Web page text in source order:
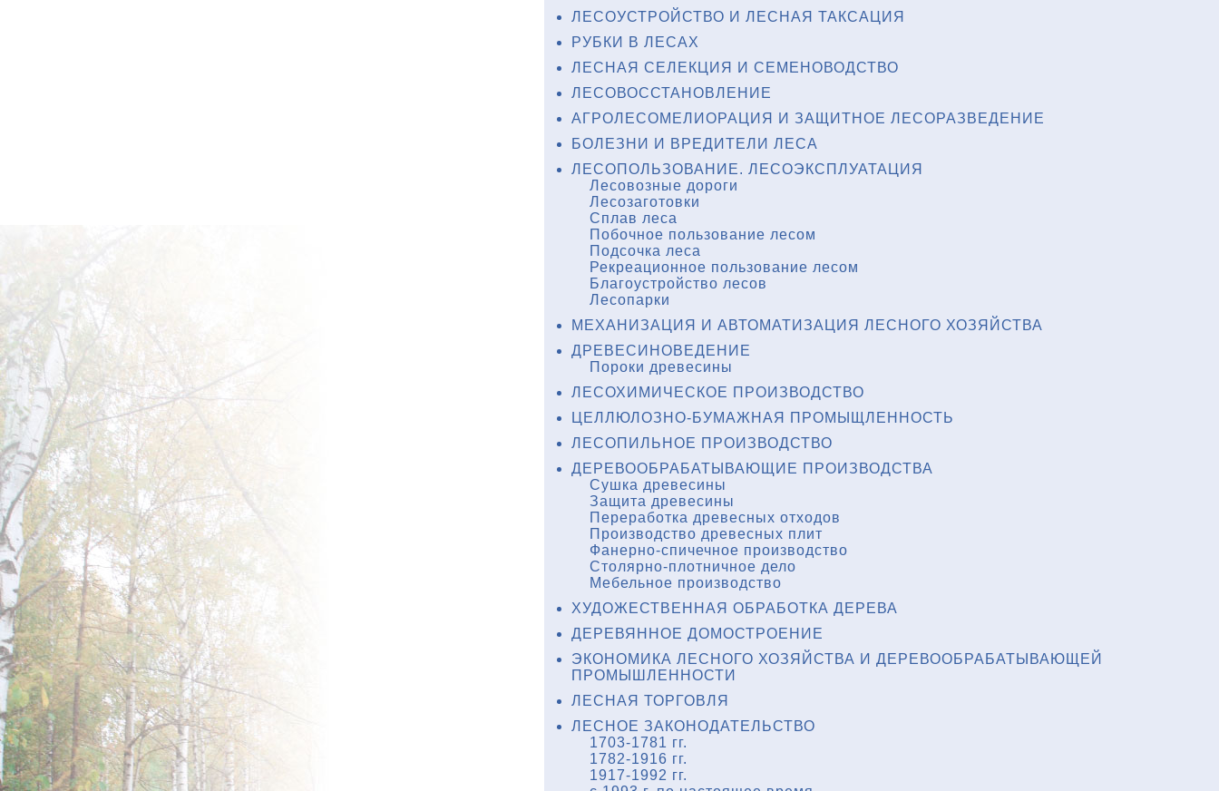
ЛЕСОУСТРОЙСТВО И ЛЕСНАЯ ТАКСАЦИЯ
РУБКИ В ЛЕСАХ
ЛЕСНАЯ СЕЛЕКЦИЯ И СЕМЕНОВОДСТВО
ЛЕСОВОССТАНОВЛЕНИЕ
АГРОЛЕСОМЕЛИОРАЦИЯ И ЗАЩИТНОЕ ЛЕСОРАЗВЕДЕНИЕ
БОЛЕЗНИ И ВРЕДИТЕЛИ ЛЕСА
ЛЕСОПОЛЬЗОВАНИЕ. ЛЕСОЭКСПЛУАТАЦИЯ
Лесовозные дороги
Лесозаготовки
Сплав леса
Побочное пользование лесом
Подсочка леса
Рекреационное пользование лесом
Благоустройство лесов
Лесопарки
МЕХАНИЗАЦИЯ И АВТОМАТИЗАЦИЯ ЛЕСНОГО ХОЗЯЙСТВА
ДРЕВЕСИНОВЕДЕНИЕ
Пороки древесины
ЛЕСОХИМИЧЕСКОЕ ПРОИЗВОДСТВО
ЦЕЛЛЮЛОЗНО-БУМАЖНАЯ ПРОМЫЩЛЕННОСТЬ
ЛЕСОПИЛЬНОЕ ПРОИЗВОДСТВО
ДЕРЕВООБРАБАТЫВАЮЩИЕ ПРОИЗВОДСТВА
Сушка древесины
Защита древесины
Переработка древесных отходов
Производство древесных плит
Фанерно-спичечное производство
Столярно-плотничное дело
Мебельное производство
ХУДОЖЕСТВЕННАЯ ОБРАБОТКА ДЕРЕВА
ДЕРЕВЯННОЕ ДОМОСТРОЕНИЕ
ЭКОНОМИКА ЛЕСНОГО ХОЗЯЙСТВА И ДЕРЕВООБРАБАТЫВАЮЩЕЙ
ПРОМЫШЛЕННОСТИ
ЛЕСНАЯ ТОРГОВЛЯ
ЛЕСНОЕ ЗАКОНОДАТЕЛЬСТВО
1703-1781 гг.
1782-1916 гг.
1917-1992 гг.